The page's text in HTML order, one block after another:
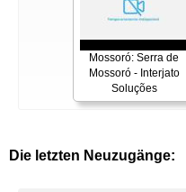
Mossoró: Serra de
Mossoró - Interjato
Soluções
Die letzten Neuzugänge: